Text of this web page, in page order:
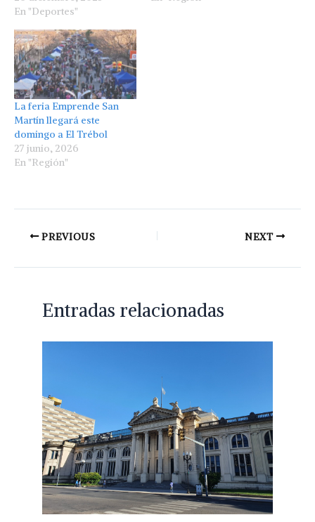
En "Deportes"
La feria Emprende San
Martín llegará este
domingo a El Trébol
27 junio, 2026
En "Región"
PREVIOUS NEXT
Entradas relacionadas